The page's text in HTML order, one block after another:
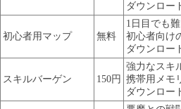
ダウンロー
初心者用マップ 無料
1日目でも
初心者向け
ダウンロー
スキルバーゲン 150円
強力なスキ
携帯用メモ
ダウンロー